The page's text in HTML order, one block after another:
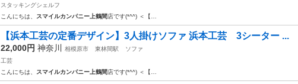
スタッキングシェルフ
こんにちは、 スマイルカンパニー上鶴間店です(*^^) ＜【…
【浜本工芸の定番デザイン】3人掛けソファ 浜本工芸 3シーター ...
22,000円 神奈川 相模原市 東林間駅
ソファ
工芸
こんにちは、 スマイルカンパニー上鶴間店です(*^^) ＜【…